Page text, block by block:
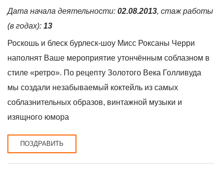
Дата начала деятельности: 02.08.2013, стаж работы
(в годах): 13
Роскошь и блеск бурлеск-шоу Мисс Роксаны Черри
наполнят Ваше мероприятие утончённым соблазном в
стиле «ретро». По рецепту Золотого Века Голливуда
мы создали незабываемый коктейль из cамых
соблазнительных образов, винтажной музыки и
изящного юмора
ПОЗДРАВИТЬ